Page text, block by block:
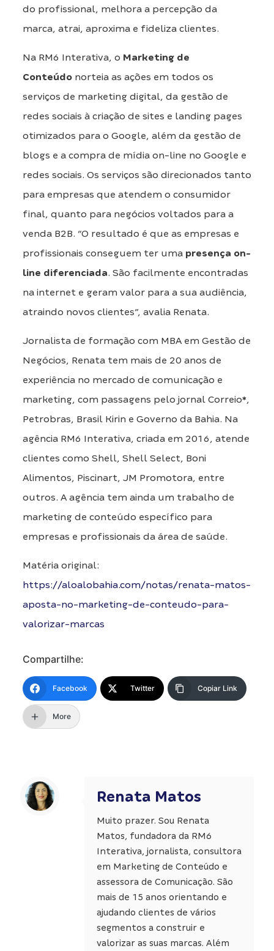
do profissional, melhora a percepção da
marca, atrai, aproxima e fideliza clientes.
Na RM6 Interativa, o Marketing de
Conteúdo norteia as ações em todos os
serviços de marketing digital, da gestão de
redes sociais à criação de sites e landing pages
otimizados para o Google, além da gestão de
blogs e a compra de mídia on-line no Google e
redes sociais. Os serviços são direcionados tanto
para empresas que atendem o consumidor
final, quanto para negócios voltados para a
venda B2B. “O resultado é que as empresas e
profissionais conseguem ter uma presença on-
line diferenciada. São facilmente encontradas
na internet e geram valor para a sua audiência,
atraindo novos clientes”, avalia Renata.
Jornalista de formação com MBA em Gestão de
Negócios, Renata tem mais de 20 anos de
experiência no mercado de comunicação e
marketing, com passagens pelo jornal Correio*,
Petrobras, Brasil Kirin e Governo da Bahia. Na
agência RM6 Interativa, criada em 2016, atende
clientes como Shell, Shell Select, Boni
Alimentos, Piscinart, JM Promotora, entre
outros. A agência tem ainda um trabalho de
marketing de conteúdo específico para
empresas e profissionais da área de saúde.
Matéria original:
https://aloalobahia.com/notas/renata-matos-
aposta-no-marketing-de-conteudo-para-
valorizar-marcas
Compartilhe:
Facebook Twitter Copiar Link
More
Renata Matos
Muito prazer. Sou Renata
Matos, fundadora da RM6
Interativa, jornalista, consultora
em Marketing de Conteúdo e
assessora de Comunicação. São
mais de 15 anos orientando e
ajudando clientes de vários
segmentos a construir e
valorizar as suas marcas. Além